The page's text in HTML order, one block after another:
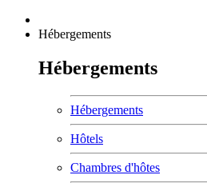
Hébergements
Hébergements
Hébergements
Hôtels
Chambres d'hôtes